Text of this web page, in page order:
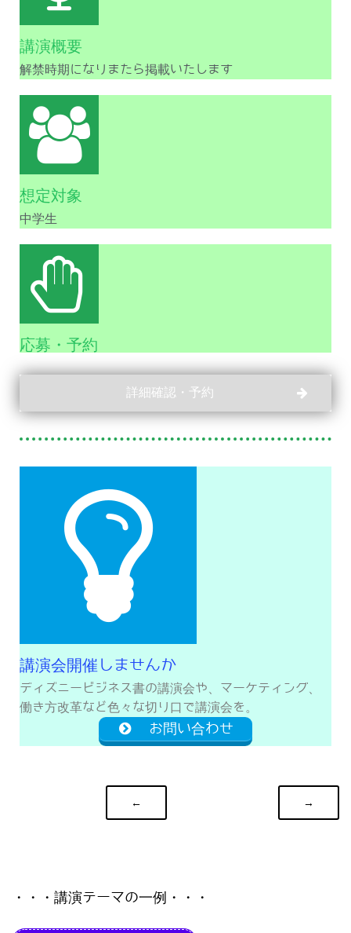
講演概要
解禁時期になりまたら掲載いたします
想定対象
中学生
応募・予約
詳細確認・予約
講演会開催しませんか
ディズニービジネス書の講演会や、マーケティング、
働き方改革など色々な切り口で講演会を。
お問い合わせ
← →
・・・講演テーマの一例・・・